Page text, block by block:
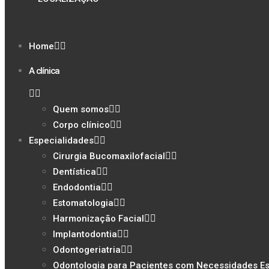
Home
A clínica
Quem somos
Corpo clínico
Especialidades
Cirurgia Bucomaxilofacial
Dentística
Endodontia
Estomatologia
Harmonização Facial
Implantodontia
Odontogeriatria
Odontologia para Pacientes com Necessidades